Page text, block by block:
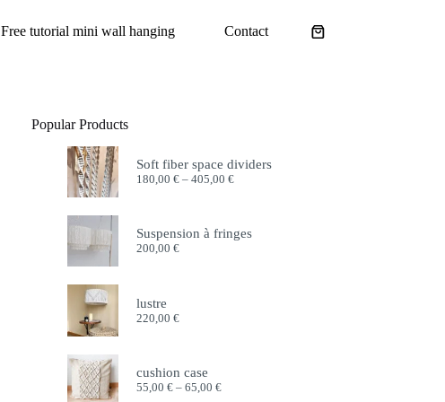
Free tutorial mini wall hanging Contact
Shopping
Popular Products
Soft fiber space dividers
180,00€ – 405,00€Price
405,00 €
Suspension à fringes
200,00€
lustre
220,00€
cushion case
55,00€ – 65,00€Price